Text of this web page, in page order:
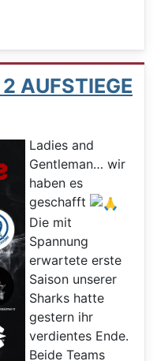
AUFSTIEGE
Ladies and
Gentleman… wir
haben es
geschafft
Die mit
Spannung
erwartete erste
Saison unserer
Sharks hatte
gestern ihr
verdientes Ende.
Beide Teams